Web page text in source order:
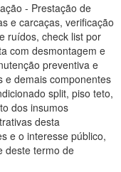
- Prestação de
e carcaças, verificação
ruídos, check list por
com desmontagem e
preventiva e
e demais componentes
split, piso teto,
dos insumos
desta
e o interesse público,
deste termo de